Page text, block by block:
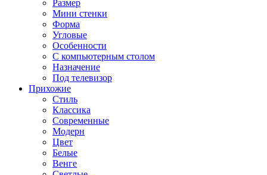
Размер
Мини стенки
Форма
Угловые
Особенности
С компьютерным столом
Назначение
Под телевизор
Прихожие
Стиль
Классика
Современные
Модерн
Цвет
Белые
Венге